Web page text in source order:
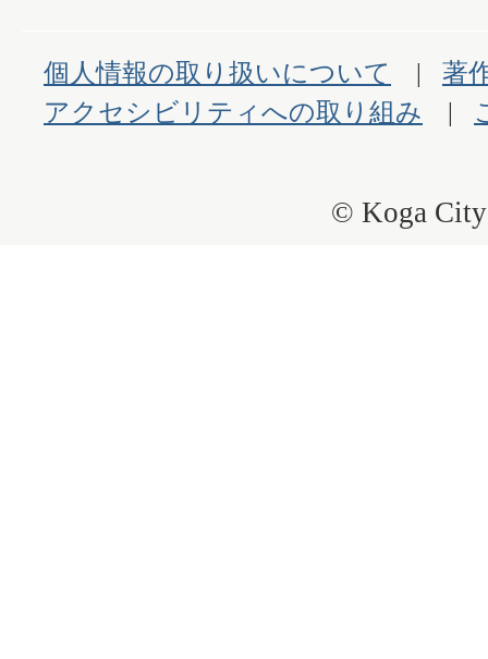
個人情報の取り扱いについて
著
アクセシビリティへの取り組み
© Koga City